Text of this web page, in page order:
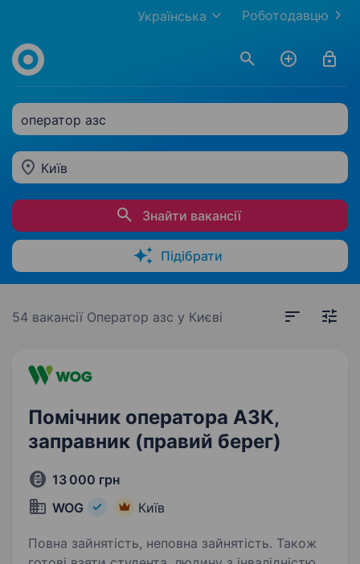
Роботодавцю
Українська
оператор азс
Київ
Знайти вакансії
Підібрати
54 вакансії Оператор азс у Києві
Помічник оператора АЗК,
заправник (правий берег)
13 000 грн
WOG
Київ
Повна зайнятість, неповна зайнятість. Також